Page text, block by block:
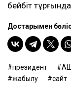
бейбіт
Достарыңмен
президент
жабылу
сайт